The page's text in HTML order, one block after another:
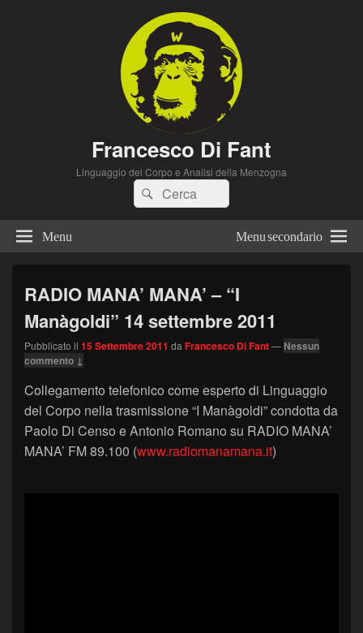
Francesco Di Fant
Linguaggio del Corpo e Analisi della Menzogna
Cerca:Cerca
Menu Menu secondario
RADIO MANA’ MANA’ – “I
Manàgoldi” 14 settembre 2011
Pubblicato il 15 Settembre 2011 da Francesco Di Fant— Nessun
commento ↓
Collegamento telefonico come esperto di Linguaggio
del Corpo nella trasmissione “I Manàgoldi” condotta da
Paolo Di Censo e Antonio Romano su RADIO MANA’
MANA’ FM 89.100 (www.radiomanamana.it)